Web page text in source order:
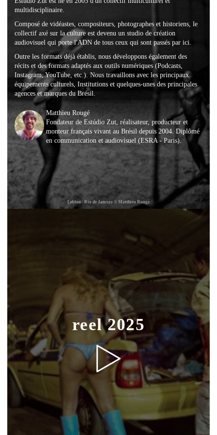
multidisciplinaire.
Composé de vidéastes, compositeurs, photographes et historiens, le
collectif axé sur la culture est devenu un studio de création
audiovisuel qui porte l'ADN de tous ceux qui sont passés par ici.
Outre les formats déjà établis, nous développons également des
récits et des formats adaptés aux outils numériques (Podcasts,
Instagram, YouTube, etc.). Nous travaillons avec les principaux
équipements culturels, Institutions et quelques-unes des principales
agences et marques du Brésil.
Matthieu Rougé
Fondateur de Estúdio Zut, réalisateur, producteur et
monteur français vivant au Brésil depuis 2004. Diplômé
en communication et audiovisuel (ESRA - Paris).
Leblon - Rio de Janeiro © Matthieu Rougé
reel 2025